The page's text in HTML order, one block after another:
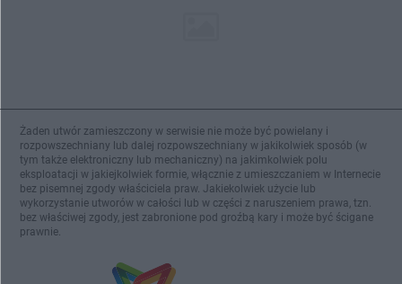
Żaden utwór zamieszczony w serwisie nie może być powielany i
rozpowszechniany lub dalej rozpowszechniany w jakikolwiek sposób (w
tym także elektroniczny lub mechaniczny) na jakimkolwiek polu
eksploatacji w jakiejkolwiek formie, włącznie z umieszczaniem w Internecie
bez pisemnej zgody właściciela praw. Jakiekolwiek użycie lub
wykorzystanie utworów w całości lub w części z naruszeniem prawa, tzn.
bez właściwej zgody, jest zabronione pod groźbą kary i może być ścigane
prawnie.